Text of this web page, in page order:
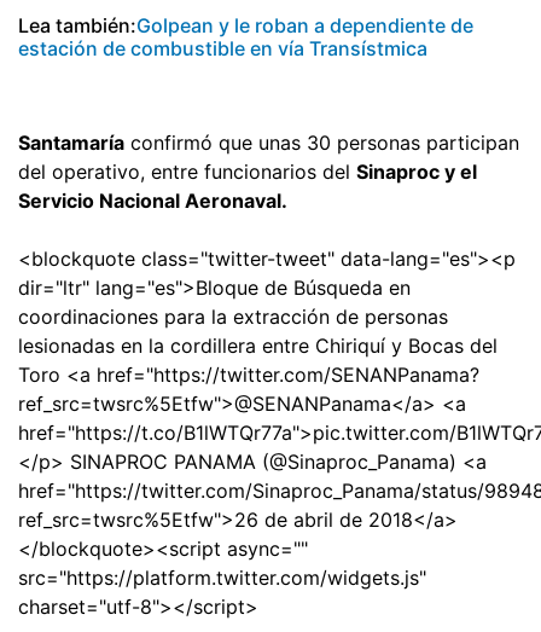
Lea también:Golpean y le roban a dependiente de
estación de combustible en vía Transístmica
Santamaría confirmó que unas 30 personas participan
del operativo, entre funcionarios del Sinaproc y el
Servicio Nacional Aeronaval.
<blockquote class="twitter-tweet" data-lang="es"><p
dir="ltr" lang="es">Bloque de Búsqueda en
coordinaciones para la extracción de personas
lesionadas en la cordillera entre Chiriquí y Bocas del
Toro <a href="https://twitter.com/SENANPanama?
ref_src=twsrc%5Etfw">@SENANPanama</a> <a
href="https://t.co/B1lWTQr77a">pic.twitter.com/
</p> SINAPROC PANAMA (@Sinaproc_Panama) <a
href="https://twitter.com/Sinaproc_Panama/status/
ref_src=twsrc%5Etfw">26 de abril de 2018</a>
</blockquote><script async=""
src="https://platform.twitter.com/widgets.js"
charset="utf-8"></script>